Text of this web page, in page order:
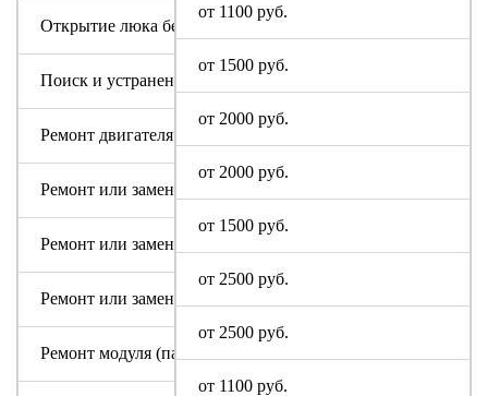
от 1100 руб.
от 1500 руб.
от 2000 руб.
от 2000 руб.
от 1500 руб.
от 2500 руб.
от 2500 руб.
от 1100 руб.
Открытие люка без ремонта
Поиск и устранение засора в сливном тракте
Ремонт двигателя машинки
Ремонт или замена аквастопа
Ремонт или замена мотора
Ремонт или замена патрубка
Ремонт модуля (пайка, замена радиодеталей)